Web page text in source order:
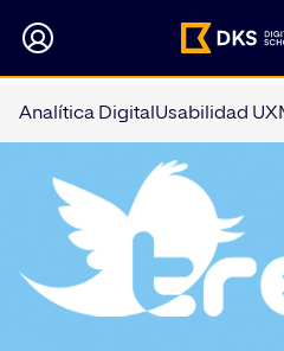
Analítica Digital Usabilidad UX